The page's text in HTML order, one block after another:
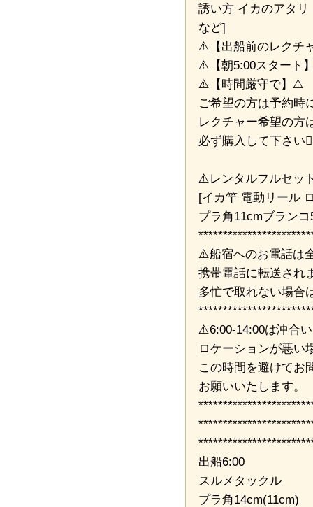
誘い方 イカのアタ
など]
⚠️【出船前のレクチ
⚠️【朝5:00スタート
⚠️【時間厳守で】⚠️
ご希望の方は予約時
レクチャー希望の方
必ず購入して下さい
⚠️レンタルフルセッ
[イカ竿 電動リール
プラ角11cmブラン
⚠️船宿へのお電話は
携帯電話に転送され
多忙で取れない場合
⚠️6:00-14:00は沖合
ロケーションが悪い
この時間を避けてお
お願いいたします。
出船6:00
スルメタックル
プラ角14cm(11cm)